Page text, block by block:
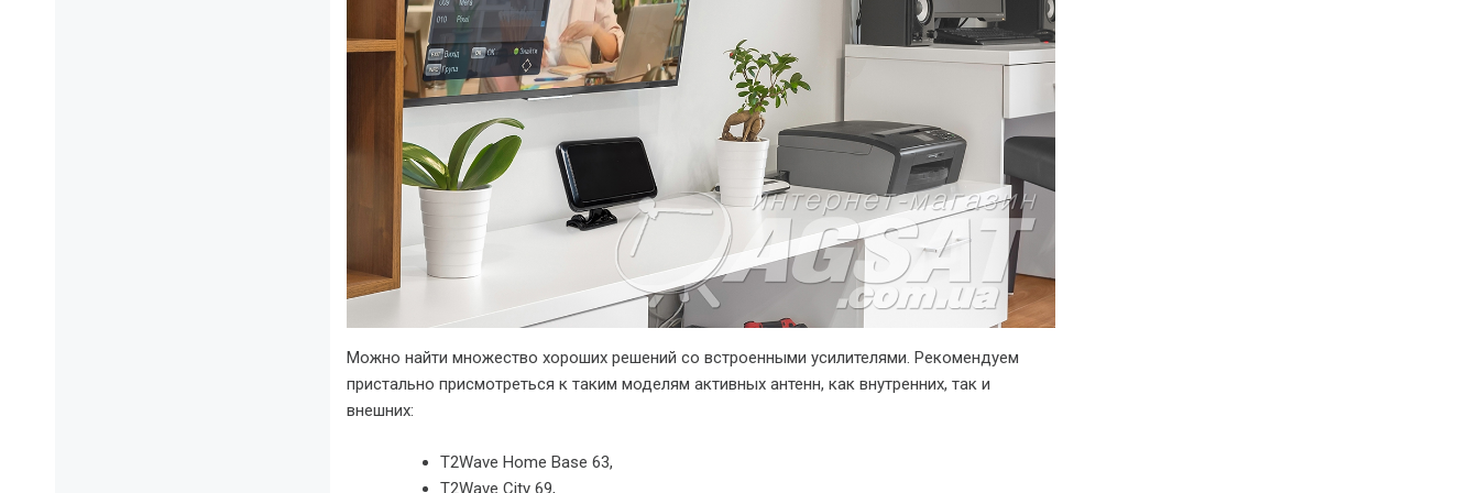
Можно найти множество хороших решений со встроенными усилителями. Рекомендуем
пристально присмотреться к таким моделям активных антенн, как внутренних, так и
внешних:
T2Wave Home Base 63,
T2Wave City 69,